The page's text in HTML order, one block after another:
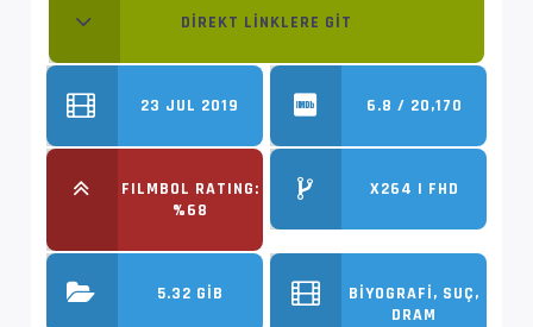
DIREKT LINKLERE GIT
23 JUL 2019 6.8 / 20,170
FILMBOL RATING:
%68
X264 | FHD
5.32 GIB
BIYOGRAFI, SUÇ,
DRAM